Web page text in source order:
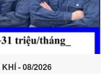
- 08/2026